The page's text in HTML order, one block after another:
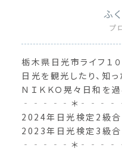
ふ
プ
栃木県日光市ライフ１０
日光を観光したり、知っ
ＮＩＫＫＯ晃々日和を過
‐‐‐‐‐＊
2024年日光検定2級合
2023年日光検定3級合
‐‐‐‐‐＊